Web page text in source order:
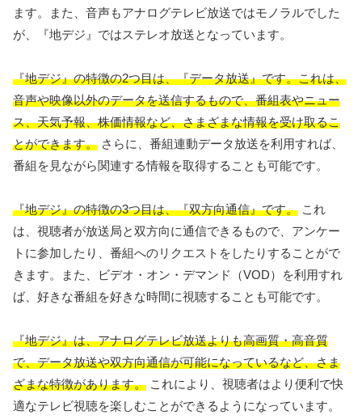
ます。また、音声もアナログテレビ放送ではモノラルでした
が、『地デジ』ではステレオ放送となっています。
『地デジ』の特徴の2つ目は、『データ放送』です。これは、
音声や映像以外のデータを送信するもので、番組表やニュー
ス、天気予報、株価情報など、さまざまな情報を受け取るこ
とができます。 さらに、番組連動データ放送を利用すれば、
番組を見ながら関連する情報を取得することも可能です。
『地デジ』の特徴の3つ目は、『双方向通信』です。 これ
は、視聴者が放送局と双方向に通信できるもので、アンケー
トに参加したり、番組へのリクエストをしたりすることがで
きます。また、ビデオ・オン・デマンド（VOD）を利用すれ
ば、好きな番組を好きな時間に視聴することも可能です。
『地デジ』は、アナログテレビ放送よりも高画質・高音質
で、データ放送や双方向通信が可能になっているなど、さま
ざまな特徴があります。 これにより、視聴者はより便利で快
適なテレビ視聴を楽しむことができるようになっています。